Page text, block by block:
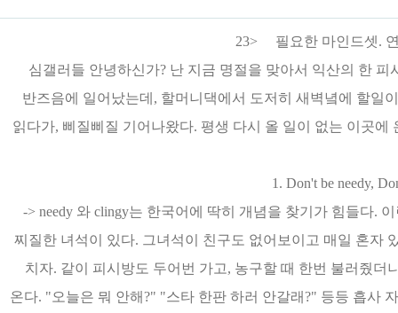
23> 필요한 마인드셋.
심갤러들 안녕하신가? 난 지금 명절을 맞아서 익산의 한
반즈음에 일어났는데, 할머니댁에서 도저히 새벽녘에 할일
읽다가, 삐질삐질 기어나왔다. 평생 다시 올 일이 없는 이곳
1. Don't be needy,
-> needy 와 clingy는 한국어에 딱히 개념을 찾기가 힘들다.
찌질한 녀석이 있다. 그녀석이 친구도 없어보이고 매일 혼자
치자. 같이 피시방도 두어번 가고, 농구할 때 한번 불러줬
온다. "오늘은 뭐 안해?" "스타 한판 하러 안갈래?" 등등 흡사